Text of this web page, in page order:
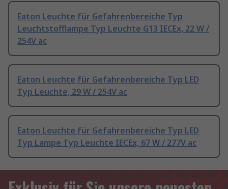
Eaton Leuchte für Gefahrenbereiche Typ
Leuchtstofflampe Typ Leuchte G13 IECEx, 22 W /
254V ac
Eaton Leuchte für Gefahrenbereiche Typ LED
Typ Leuchte, 29 W / 254V ac
Eaton Leuchte für Gefahrenbereiche Typ LED
Typ Lampe Typ Leuchte IECEx, 67 W / 277V ac